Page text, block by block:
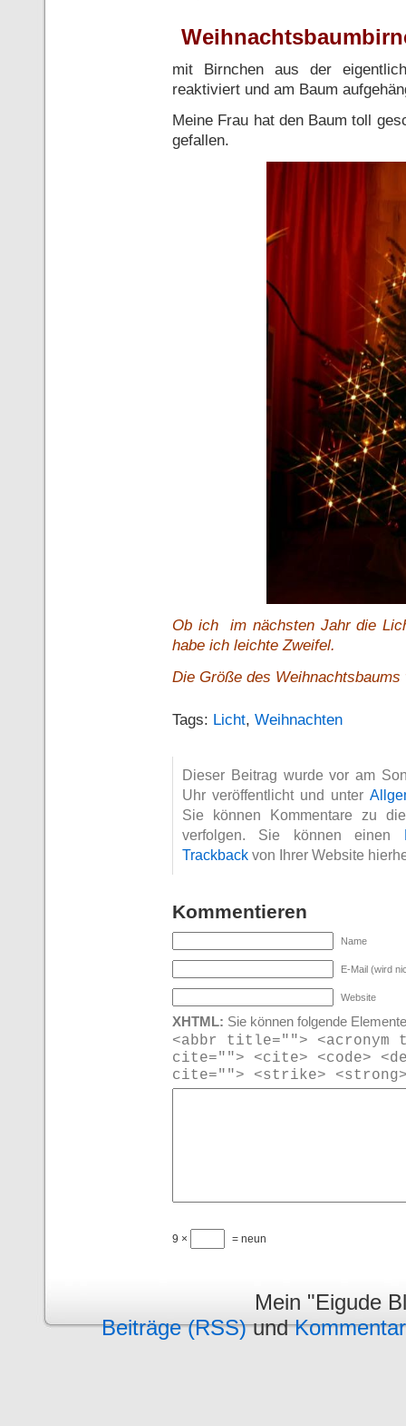
mit Birnchen aus der
reaktiviert und am Baum
Meine Frau hat den Baum toll
gefallen.
Ob ich im nächsten Jahr die
habe ich leichte Zweifel.
Die Größe des
Tags: Licht, Weihnachten
Dieser Beitrag wurde vor am
Uhr veröffentlicht und unter
Sie können Kommentare zu
verfolgen. Sie können einen
Trackback von Ihrer Website
Kommentieren
Name
E-Mail (wird
Website
XHTML: Sie können folgende
<abbr title=""> <acronym
cite=""> <cite> <code>
cite=""> <strike>
9 × = neun
Mein "Eigude
Beiträge (RSS)und